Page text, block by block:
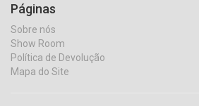
Páginas
Sobre nós
Show Room
Política de Devolução
Mapa do Site